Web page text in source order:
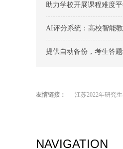
助力学校开展课程难度
AI评分系统：高校智能
提供自动备份，考生答
友情链接： 江苏2022年研究
NAVIGATION